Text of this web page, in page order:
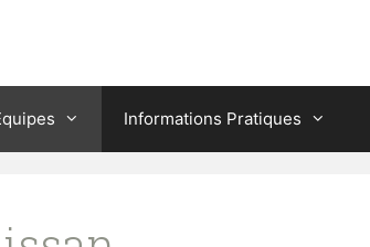
Informations Pratiques